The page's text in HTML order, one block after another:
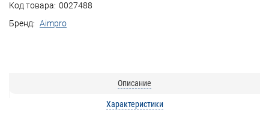
Код товара: 0027488
Бренд: Aimpro
Описание
Характеристики